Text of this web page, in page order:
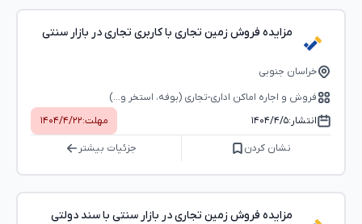
مزایده فروش زمین تجاری با کاربری تجاری در بازار سنتی
خراسان جنوبی
فروش و اجاره اماکن اداری-تجاری (بوفه، استخر و...)
انتشار:۱۴۰۴/۴/۵ مهلت:۱۴۰۴/۴/۲۲
نشان کردن جزئیات بیشتر
مزایده فروش زمین تجاری در بازار سنتی با سند دولتی